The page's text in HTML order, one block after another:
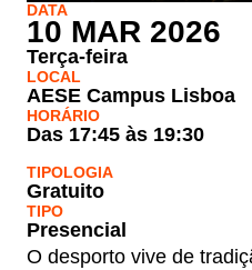
DATA
10 MAR 2026
Terça-feira
LOCAL
AESE Campus Lisboa
HORÁRIO
Das 17:45 às 19:30
TIPOLOGIA
Gratuito
TIPO
Presencial
O desporto vive de